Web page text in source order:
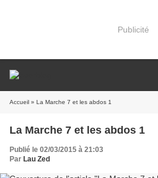
Publicité
Accueil » La Marche 7 et les abdos 1
La Marche 7 et les abdos 1
Publié le 02/03/2015 à 21:03
Par Lau Zed